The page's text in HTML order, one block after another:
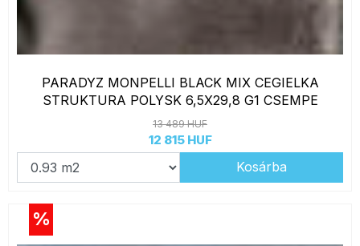
PARADYZ MONPELLI BLACK MIX CEGIELKA
STRUKTURA POLYSK 6,5X29,8 G1 CSEMPE
13 489 HUF
12 815 HUF
Kosárba
%